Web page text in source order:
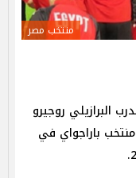
منتخب مصر
البرازيلي روجيرو
باراجواي في